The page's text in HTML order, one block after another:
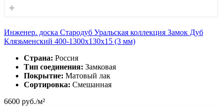
+
Инженер. доска Стародуб Уральская коллекция Замок Дуб
Клязьменский 400-1300x130x15 (3 мм)
Страна: Россия
Тип соединения: Замковая
Покрытие: Матовый лак
Сортировка: Смешанная
6600 руб./м²